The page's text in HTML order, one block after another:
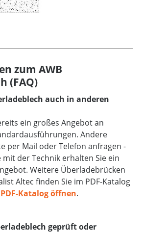
zum AWB
(FAQ)
auch in anderen
ein großes Angebot an
Andere
per Mail oder Telefon anfragen -
mit der Technik erhalten Sie ein
Weitere Überladebrücken
Altec finden Sie im PDF-Katalog
PDF-Katalog öffnen.
geprüft oder